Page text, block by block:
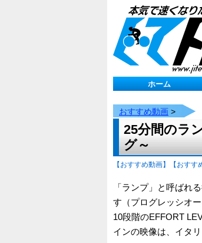
ホーム
おすすめ動画 >
25分間のラ
グ～
【おすすめ動画】 【おすす
「ランプ」と呼ばれ
す（プログレッシオ
10段階のEFFORT
インの映像は、イタ